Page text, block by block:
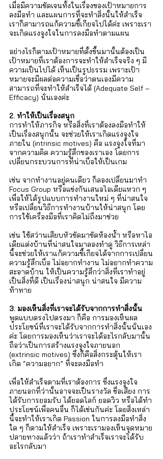
เมื่อมีความชัดเจนทั้งในเรื่องของเป้าหมายการ
ลงมือทำ และแผนการที่จะทำสิ่งนั้นให้สำเร็จ
เราก็สามารถแก้ความขี้เกียจไปได้ค่ะ เพราะเรา
จะเกิดแรงจูงใจในการลงมือทำตามแผน
อย่างไรก็ตามเป้าหมายที่ตั้งขึ้นมานั้นต้องเป็น
เป้าหมายที่เราต้องการจะทำให้สำเร็จจริง ๆ มี
ความเป็นไปได้ เห็นเป็นรูปธรรม เพราะเป้า
หมายจะมีผลต่อความเชื่อว่าตนเองมีความ
สามารถที่จะทำให้สำเร็จได้ (Adequate Self –
Efficacy) นั่นเองค่ะ
2. ทำให้เป็นเรื่องสนุก
การทำให้ภารกิจ หรือสิ่งที่เราต้องลงมือทำให้
เป็นเรื่องสนุกนั้น จะช่วยให้เราเกิดแรงจูงใจ
ภายใน (intrinsic motives) คือ แรงจูงใจที่มา
จากความคิด ความรู้สึกของเราเอง โดยการ
เปลี่ยนกระบวนการที่น่าเบื่อให้เป็นเกม
เช่น จากทำงานอยู่คนเดียว ก็ลองเปลี่ยนมาทำ
Focus Group หรือแข่งกันเสนอไอเดียแหวก ๆ
เพื่อให้ได้รูปแบบการทำงานใหม่ ๆ ที่น่าสนใจ
หรือเปลี่ยนวิธีการทำงานบ้านให้น่าสนุก โดย
การใช้เครื่องมือที่เราคิดไม่ถึงมาช่วย
เช่น ใช้สว่านเสียบหัวขัดมาขัดห้องน้ำ หรือหาไอ
เดียแต่งบ้านที่น่าสนใจมาลองทำดู วิธีการเหล่า
นี้จะช่วยให้เราแก้ความขี้เกียจได้จากการเปลี่ยน
ความรู้สึกเบื่อ ไม่อยากทำงาน ไม่อยากทำความ
สะอาดบ้าน ให้เป็นความรู้สึกว่าสิ่งที่เราทำอยู่
เป็นสิ่งที่ดี เป็นเรื่องน่าสนุก น่าสนใจ มีความ
ท้าทาย
3. มองเห็นสิ่งที่เราจะได้รับจากการทำสิ่งนั้น
พูดแบบตรงไปตรงมา ก็คือ การมองเห็นผล
ประโยชน์ที่เราจะได้รับจากการทำสิ่งนั้นนั่นเอง
ค่ะ โดยการมองเห็นว่าเราจะได้อะไรกลับมานั้น
ถือว่าเป็นการสร้างแรงจูงใจภายนอก
(extrinsic motives) ซึ่งก็คือสิ่งกระตุ้นให้เรา
เกิด “ความอยาก” ที่จะลงมือทำ
เพื่อให้สำเร็จตามที่เราต้องการ ซึ่งแรงจูงใจ
ภายนอกที่ว่านั้นอาจจะเป็นรางวัล ชื่อเสียง การ
ได้รับการยอมรับ ได้ยอดไลก์ ยอดวิว หรือได้ทำ
ประโยชน์เพื่อคนอื่น ก็ได้เช่นกันค่ะ โดยสิ่งเหล่า
นี้จะทำให้เราเกิด Passion ในการลงมือทำสิ่ง
ใด ๆ ก็ตามให้สำเร็จ เพราะเรามองเห็นจุดหมาย
ปลายทางแล้วว่า ถ้าเราทำสำเร็จเราจะได้รับ
อะไรกลับมา